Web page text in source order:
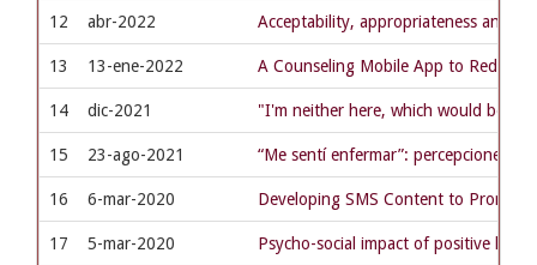
12 abr-2022 Acceptability, appropriateness and
13 13-ene-2022 A Counseling Mobile App to Reduce
14 dic-2021 "I'm neither here, which would be
15 23-ago-2021 “Me sentí enfermar”: percepciones y
16 6-mar-2020 Developing SMS Content to
17 5-mar-2020 Psycho-social impact of positive